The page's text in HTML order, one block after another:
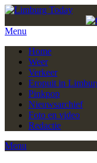
Menu
Home
Weer
Verkeer
Eropuit in
Pinkpop
Nieuwsarchief
Foto en video
Redactie
Menu